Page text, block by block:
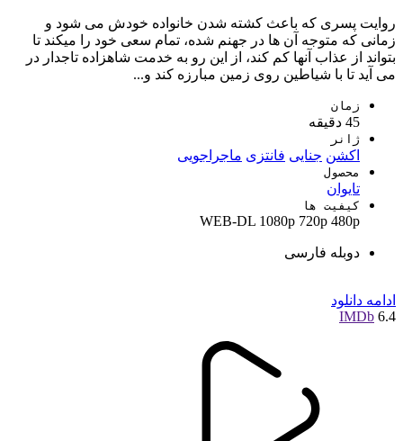
روایت پسری که باعث کشته شدن خانواده خودش می شود و
زمانی که متوجه آن ها در جهنم شده، تمام سعی خود را میکند تا
بتواند از عذاب آنها کم کند، از این رو به خدمت شاهزاده تاجدار در
می آید تا با شیاطین روی زمین مبارزه کند و...
زمان
45 دقیقه
ژانر
اکشن جنایی فانتزی ماجراجویی
محصول
تایوان
کیفیت ها
WEB-DL 1080p 720p 480p
دوبله فارسی
ادامه دانلود
6.4
IMDb